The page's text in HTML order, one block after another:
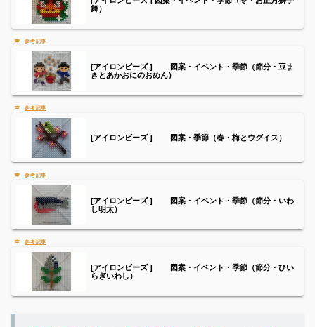
舞）
[アイロンビーズ ] 図案・イベント・季節（節分・豆ま
きとあかおにのおめん）
[アイロンビーズ ] 図案・季節（春・梅とウグイス）
[アイロンビーズ ] 図案・イベント・季節（節分・いわ
し明太）
[アイロンビーズ ] 図案・イベント・季節（節分・ひい
らぎいわし）